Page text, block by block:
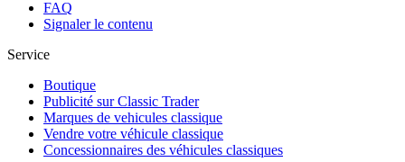
FAQ
Signaler le contenu
Service
Boutique
Publicité sur Classic Trader
Marques de vehicules classique
Vendre votre véhicule classique
Concessionnaires des véhicules classiques